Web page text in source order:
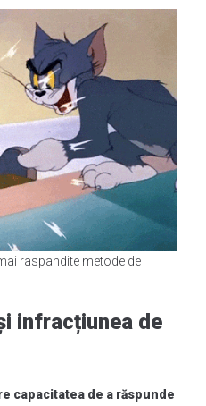
raspandite metode de
infracțiunea de
capacitatea de a răspunde